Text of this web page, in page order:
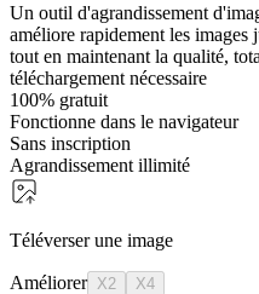
Un outil d'agrandissement
améliore rapidement les
tout en maintenant la qualité,
téléchargement nécessaire
100% gratuit
Fonctionne dans le navigateur
Sans inscription
Agrandissement illimité
Téléverser une image
Améliorer X2 X4